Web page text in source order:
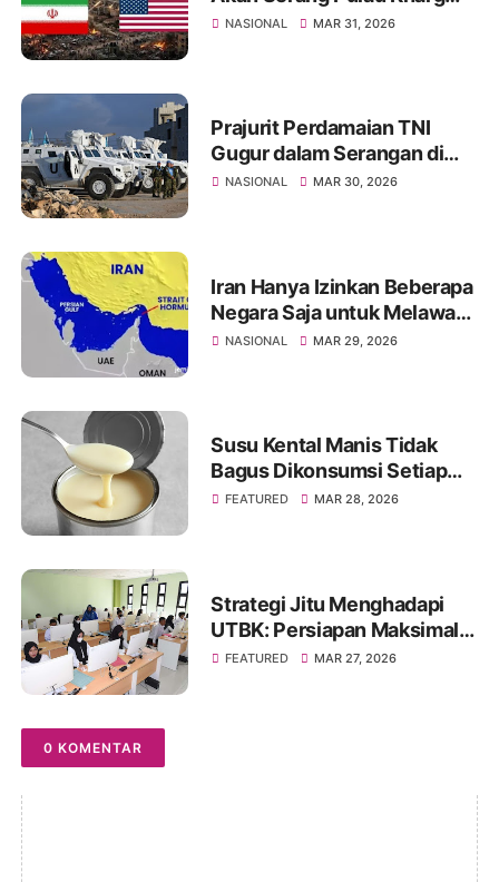
Bila Kesepakatan Damai
NASIONAL MAR 31, 2026
Prajurit Perdamaian TNI
Gugur dalam Serangan di
Libanon, Israel Diduga yang
NASIONAL MAR 30, 2026
Iran Hanya Izinkan Beberapa
Negara Saja untuk Melawati
Selat Hormuz, Ini Daftarnya
NASIONAL MAR 29, 2026
Susu Kental Manis Tidak
Bagus Dikonsumsi Setiap
Hari? Simak Penjelasannya
FEATURED MAR 28, 2026
Strategi Jitu Menghadapi
UTBK: Persiapan Maksimal
untuk Hasil Optimal
FEATURED MAR 27, 2026
0 KOMENTAR